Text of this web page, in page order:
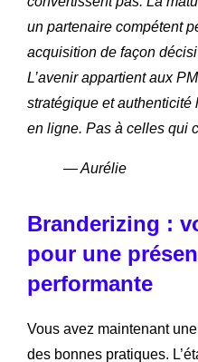
un partenaire compétent
acquisition de façon
L’avenir appartient aux
stratégique et
en ligne. Pas à celles qui
— Aurélie
Branderizing :
pour une
performante
Vous avez maintenant
des bonnes pratiques.